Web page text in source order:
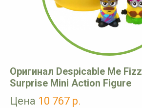
Оригинал Despicable Me Fizz
Surprise Mini Action Figure
Цена 10 767 р.